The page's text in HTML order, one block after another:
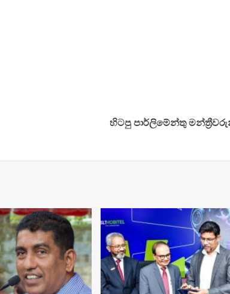
හිටපු පාර්ලිමේන්තු